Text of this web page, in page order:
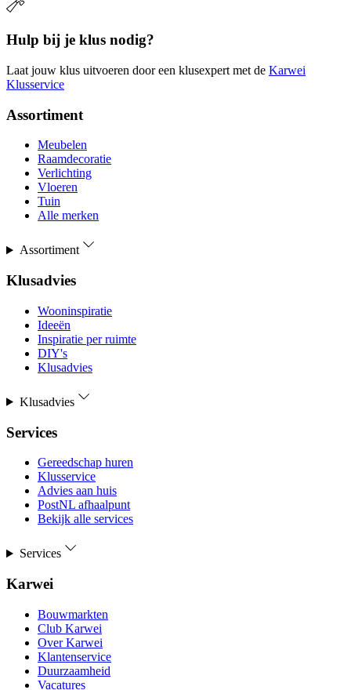
Hulp bij je klus nodig?
Laat jouw klus uitvoeren door een klusexpert met de Karwei
Klusservice
Assortiment
Meubelen
Raamdecoratie
Verlichting
Vloeren
Tuin
Alle merken
Assortiment
Klusadvies
Wooninspiratie
Ideeën
Inspiratie per ruimte
DIY's
Klusadvies
Klusadvies
Services
Gereedschap huren
Klusservice
Advies aan huis
PostNL afhaalpunt
Bekijk alle services
Services
Karwei
Bouwmarkten
Club Karwei
Over Karwei
Klantenservice
Duurzaamheid
Vacatures